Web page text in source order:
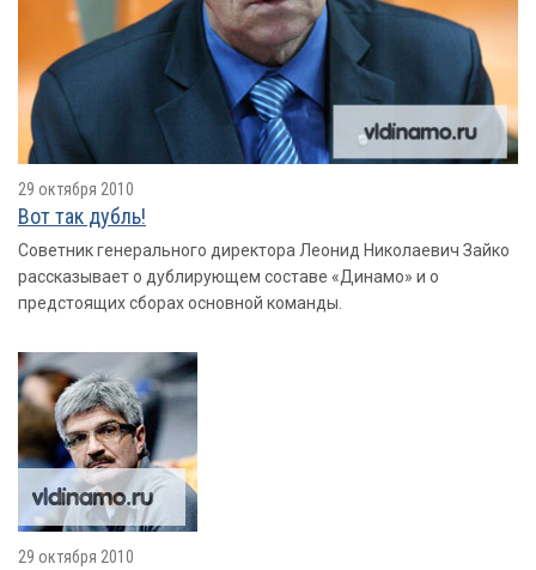
29 октября 2010
Вот так дубль!
Советник генерального директора Леонид Николаевич Зайко
рассказывает о дублирующем составе «Динамо» и о
предстоящих сборах основной команды.
29 октября 2010